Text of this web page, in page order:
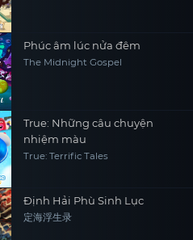
Phúc âm lúc nửa đêm
The Midnight Gospel
True: Những câu chuyện
nhiệm màu
True: Terrific Tales
Định Hải Phù Sinh Lục
定海浮生录